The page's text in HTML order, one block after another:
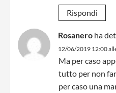
Rispondi
Rosanero ha
12/06/2019 12:00
Ma per caso
tutto per non
per caso una